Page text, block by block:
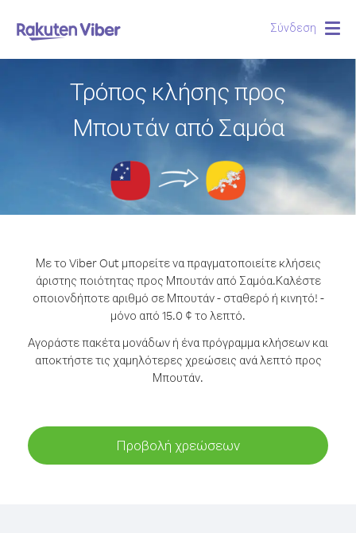
Σύνδεση
Τρόπος κλήσης προς
Μπουτάν από Σαμόα
Με το Viber Out μπορείτε να πραγματοποιείτε κλήσεις
άριστης ποιότητας προς Μπουτάν από Σαμόα.Καλέστε
οποιονδήποτε αριθμό σε Μπουτάν - σταθερό ή κινητό! -
μόνο από 15.0 ¢ το λεπτό.
Αγοράστε πακέτα μονάδων ή ένα πρόγραμμα κλήσεων και
αποκτήστε τις χαμηλότερες χρεώσεις ανά λεπτό προς
Μπουτάν.
Προβολή χρεώσεων